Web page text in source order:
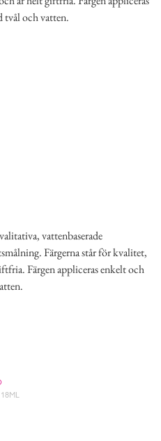
tvål och vatten.
vattenbaserade
Färgerna står för kvalitet,
Färgen appliceras enkelt och